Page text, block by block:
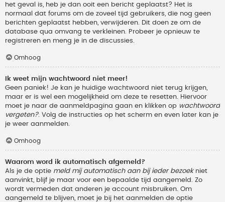
het geval is, heb je dan ooit een bericht geplaatst? Het is
normaal dat forums om de zoveel tijd gebruikers, die nog geen
berichten geplaatst hebben, verwijderen. Dit doen ze om de
database qua omvang te verkleinen. Probeer je opnieuw te
registreren en meng je in de discussies.
Omhoog
Ik weet mijn wachtwoord niet meer!
Geen paniek! Je kan je huidige wachtwoord niet terug krijgen,
maar er is wel een mogelijkheid om deze te resetten. Hiervoor
moet je naar de aanmeldpagina gaan en klikken op wachtwoord
vergeten?. Volg de instructies op het scherm en even later kan je
je weer aanmelden.
Omhoog
Waarom word ik automatisch afgemeld?
Als je de optie meld mij automatisch aan bij ieder bezoekniet
aanvinkt, blijf je maar voor een bepaalde tijd aangemeld. Zo
wordt vermeden dat anderen je account misbruiken. Om
aangemeld te blijven, moet je bij het aanmelden de optie